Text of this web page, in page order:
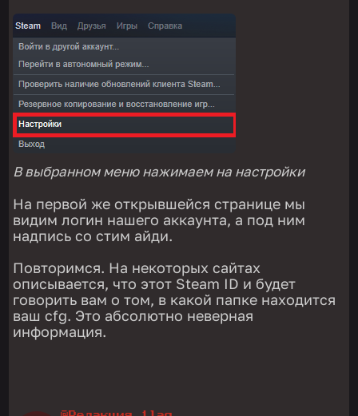
В выбранном меню нажимаем на настройки
На первой же открывшейся странице мы
видим логин нашего аккаунта, а под ним
надпись со стим айди.
Повторимся. На некоторых сайтах
описывается, что этот Steam ID и будет
говорить вам о том, в какой папке находится
ваш cfg. Это абсолютно неверная
информация.